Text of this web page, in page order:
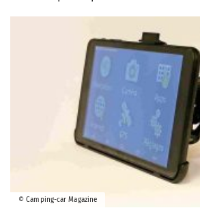
© Camping-car Magazine